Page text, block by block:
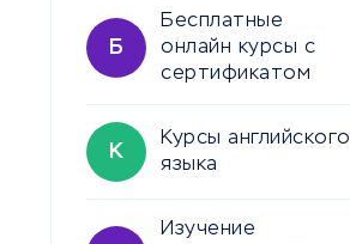
Б
Бесплатные
онлайн курсы с
сертификатом
К
Курсы английского
языка
Изучение